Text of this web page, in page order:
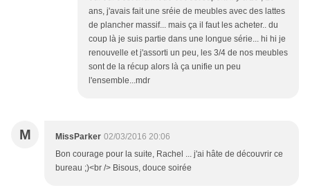
ans, j'avais fait une sréie de meubles avec des lattes
de plancher massif... mais ça il faut les acheter.. du
coup là je suis partie dans une longue série... hi hi je
renouvelle et j'assorti un peu, les 3/4 de nos meubles
sont de la récup alors là ça unifie un peu
l'ensemble...mdr
M MissParker 02/03/2016 20:06
Bon courage pour la suite, Rachel ... j'ai hâte de découvrir ce
bureau ;)<br /> Bisous, douce soirée